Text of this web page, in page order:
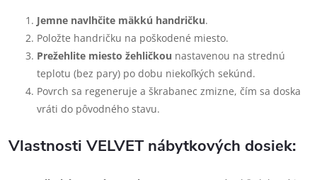
Jemne navlhčite mäkkú handričku.
Položte handričku na poškodené miesto.
Prežehlite miesto žehličkou nastavenou na strednú
teplotu (bez pary) po dobu niekoľkých sekúnd.
Povrch sa regeneruje a škrabanec zmizne, čím sa doska
vráti do pôvodného stavu.
Vlastnosti VELVET nábytkových dosiek: